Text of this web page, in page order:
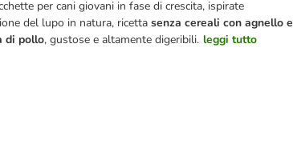
per cani giovani in fase di crescita, ispirate
del lupo in natura, ricetta senza cereali con agnello e
di pollo, gustose e altamente digeribili. leggi tutto